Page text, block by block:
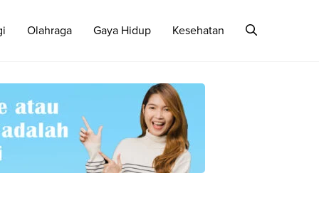
Olahraga Gaya Hidup Kesehatan